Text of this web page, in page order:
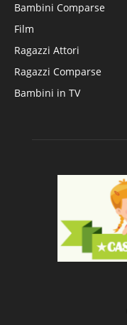
Bambini Comparse
Film
Ragazzi Attori
Ragazzi Comparse
Bambini in TV